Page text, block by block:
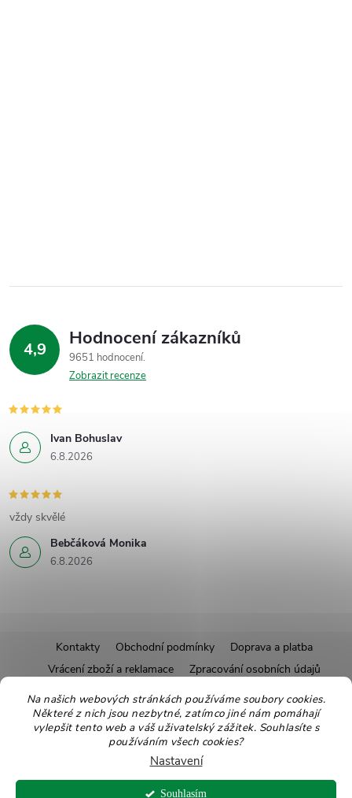
Na našich webových stránkách používáme soubory cookies.
Některé z nich jsou nezbytné, zatímco jiné nám pomáhají
vylepšit tento web a váš uživatelský zážitek. Souhlasíte s
používáním všech cookies?
Nastavení
Souhlasím
4,9 Hodnocení zákazníků
9651 hodnocení
Zobrazit recenze
Ivan Bohuslav
6.8.2026
Bebčáková Monika
6.8.2026
vždy skvělé
á
Kontakty Obchodní podmínky
Doprava a platba
Vrácení zboží a reklamace
Zpracování osobních údajů
Pravidla soutěží
Affiliate program
Recepty
Pro nové dodavatele
Ekologické balení Moje objednávka
Copyright 2026Zdravoslav. Všechna práva vyhrazena.Upravit nastavení
cookies